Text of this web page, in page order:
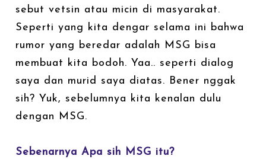
sebut vetsin atau micin di masyarakat.
Seperti yang kita dengar selama ini bahwa
rumor yang beredar adalah MSG bisa
membuat kita bodoh. Yaa.. seperti dialog
saya dan murid saya diatas. Bener nggak
sih? Yuk, sebelumnya kita kenalan dulu
dengan MSG.
Sebenarnya Apa sih MSG itu?